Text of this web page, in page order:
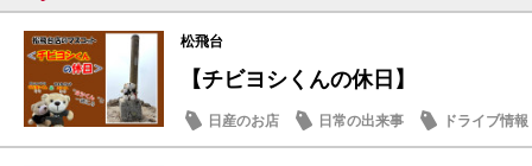
松飛台
【チビヨシくんの休日】
日産のお店 日常の出来事 ドライブ情報